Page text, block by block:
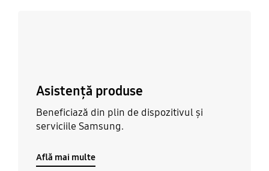
Asistență produse
Beneficiază din plin de dispozitivul și
serviciile Samsung.
Află mai multe